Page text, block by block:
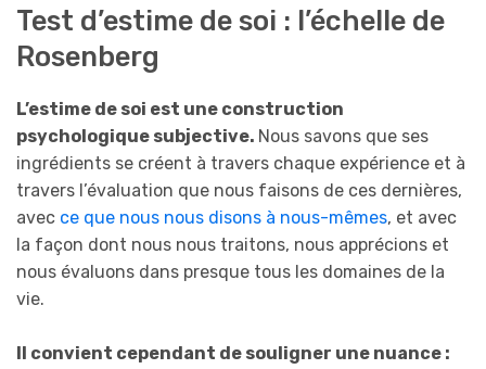
Test d’estime de soi : l’échelle de
Rosenberg
L’estime de soi est une construction
psychologique subjective. Nous savons que ses
ingrédients se créent à travers chaque expérience et à
travers l’évaluation que nous faisons de ces dernières,
avec ce que nous nous disons à nous-mêmes, et avec
la façon dont nous nous traitons, nous apprécions et
nous évaluons dans presque tous les domaines de la
vie.
Il convient cependant de souligner une nuance :